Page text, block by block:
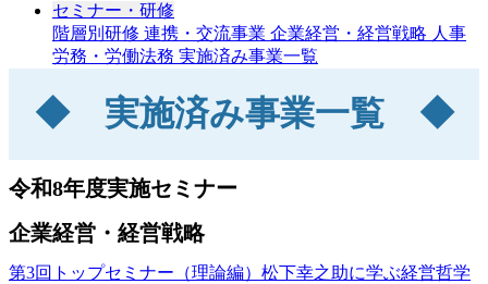
セミナー・研修
階層別研修 連携・交流事業 企業経営・経営戦略 人事
労務・労働法務 実施済み事業一覧
◆ 実施済み事業一覧 ◆
令和8年度実施セミナー
企業経営・経営戦略
第3回トップセミナー（理論編）松下幸之助に学ぶ経営哲学